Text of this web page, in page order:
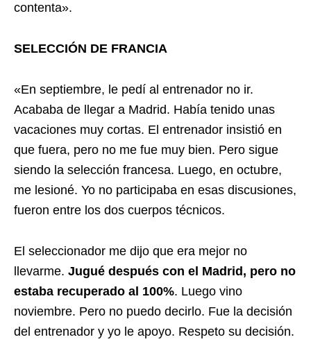
contenta».
SELECCIÓN DE FRANCIA
«En septiembre, le pedí al entrenador no ir.
Acababa de llegar a Madrid. Había tenido unas
vacaciones muy cortas. El entrenador insistió en
que fuera, pero no me fue muy bien. Pero sigue
siendo la selección francesa. Luego, en octubre,
me lesioné. Yo no participaba en esas discusiones,
fueron entre los dos cuerpos técnicos.
El seleccionador me dijo que era mejor no
llevarme. Jugué después con el Madrid, pero no
estaba recuperado al 100%. Luego vino
noviembre. Pero no puedo decirlo. Fue la decisión
del entrenador y yo le apoyo. Respeto su decisión.